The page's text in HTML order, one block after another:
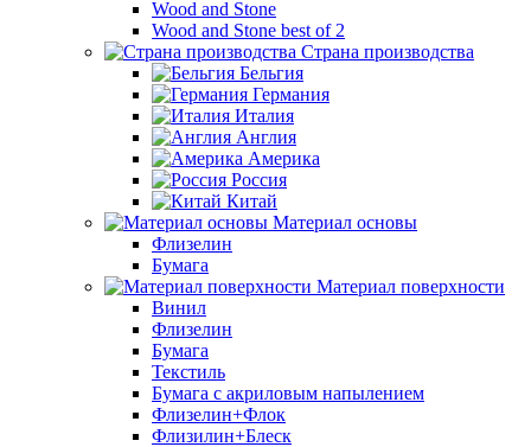
Wood and Stone
Wood and Stone best of 2
Страна производства
Бельгия
Германия
Италия
Англия
Америка
Россия
Китай
Материал основы
Флизелин
Бумага
Материал поверхности
Винил
Флизелин
Бумага
Текстиль
Бумага с акриловым напылением
Флизелин+Флок
Флизилин+Блеск